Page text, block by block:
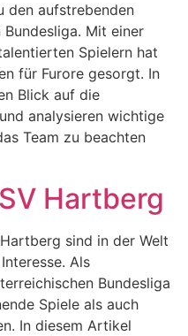
den aufstrebenden
Mit einer
Spielern hat
für Furore gesorgt. In
Blick auf die
analysieren wichtige
Team zu beachten
Hartberg
sind in der Welt
Als
Bundesliga
Spiele als auch
In diesem Artikel